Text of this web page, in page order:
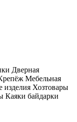
Дверная
Мебельная
изделия Хозтовары
Каяки байдарки